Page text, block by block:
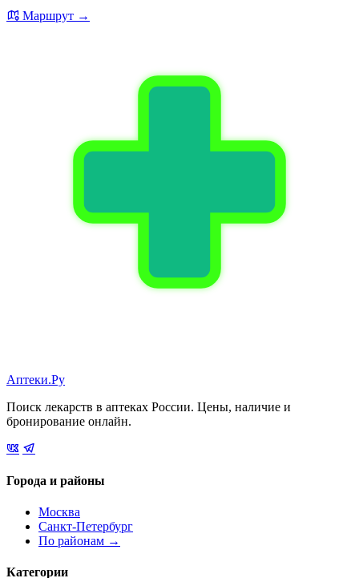
Маршрут →
Аптеки.Ру
Поиск лекарств в аптеках России. Цены, наличие и
бронирование онлайн.
Города и районы
Москва
Санкт-Петербург
По районам →
Категории